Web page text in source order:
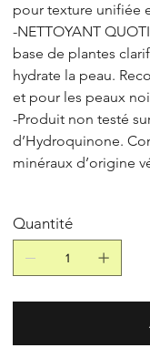
pour texture unifiée
-NETTOYANT
base de plantes
hydrate la peau.
et pour les peaux
-Produit non testé
d’Hydroquinone.
minéraux d’origine
Quantité